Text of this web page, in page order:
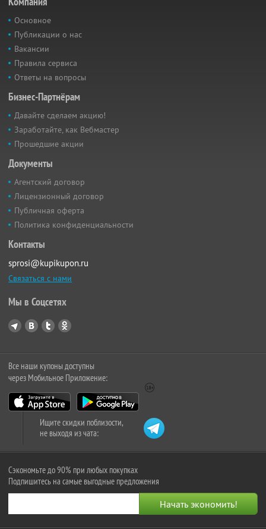
Основное
Публикации о нас
Вакансии
Правила сервиса
Ответы на вопросы
Бизнес-Партнёрам
Давайте сделаем акцию!
Заработайте, как Вебмастер
Прошедшие акции
Документы
Агентский договор
Лицензионный договор
Публичная оферта
Политика конфиденциальности
Контакты
sprosi@kupikupon.ru
Связаться с нами
Мы в Соцсетях
Все наши купоны доступны
через Мобильное Приложение:
Ищите скидки поблизости,
не выходя из чата:
Сэкономьте до 90% при любых покупках
Подпишитесь на самые выгодные предложения